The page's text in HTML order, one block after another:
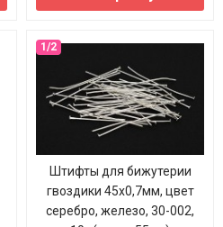
Штифты для бижутерии
гвоздики 45х0,7мм, цвет
серебро, железо, 30-002,